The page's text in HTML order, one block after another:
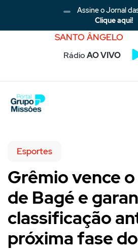
Assine o Jornal
Clique aqui!
SANTO ÂNGELO
RádioAO VIVO
Esportes
Grêmio vence
de Bagé e
classificação
próxima fase